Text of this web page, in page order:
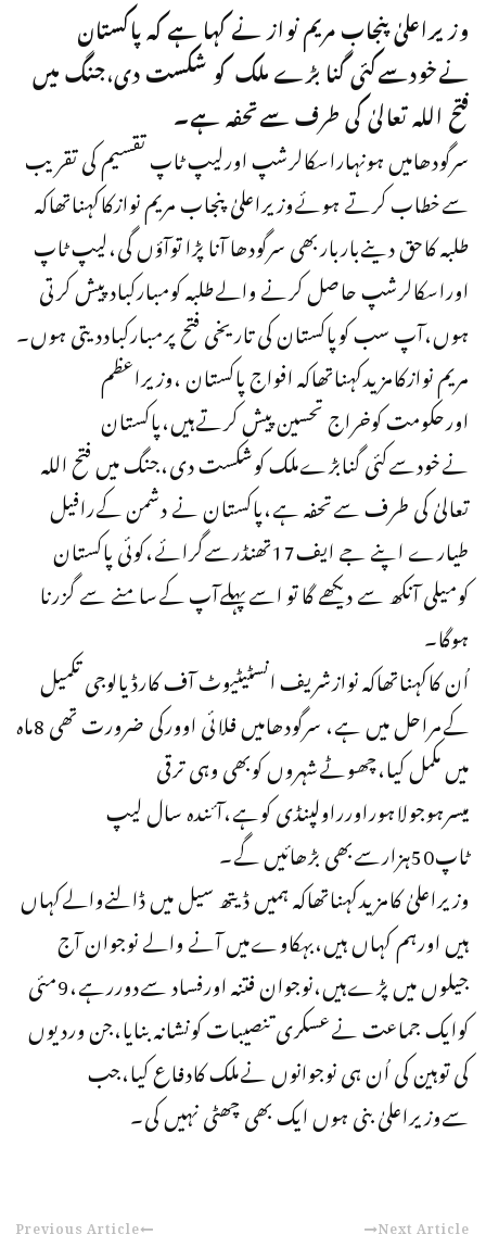
وزیراعلیٰ پنجاب مریم نواز نے کہا ہے کہ پاکستان
نےخودسےکئی گنا بڑے ملک کو شکست دی،جنگ میں
فتح اللہ تعالیٰ کی طرف سےتحفہ ہے۔
سرگودھامیں ہونہاراسکالرشپ اورلیپ ٹاپ تقسیم کی تقریب
سےخطاب کرتے ہوئےوزیراعلیٰ پنجاب مریم نوازکاکہناتھاکہ
طلبہ کاحق دینےبارباربھی سرگودھا آنا پڑا توآؤں گی،لیپ ٹاپ
اوراسکالرشپ حاصل کرنے والےطلبہ کومبارکبادپیش کرتی
ہوں،آپ سب کوپاکستان کی تاریخی فتح پرمبارکباددیتی ہوں۔
مریم نوازکامزیدکہناتھاکہ افواج پاکستان ،وزیراعظم
اورحکومت کوخراج تحسین پیش کرتےہیں،پاکستان
نےخودسےکئی گنابڑےملک کوشکست دی،جنگ میں فتح اللہ
تعالیٰ کی طرف سےتحفہ ہے،پاکستان نے دشمن کےرافیل
طیارے اپنے جے ایف17تھنڈرسےگرائے،کوئی پاکستان
کومیلی آنکھ سے دیکھے گا تو اسےپہلےآپ کےسامنے سے گزرنا
ہوگا۔
اُن کاکہناتھاکہ نوازشریف انسٹیٹیوٹ آف کارڈیالوجی تکمیل
کےمراحل میں ہے، سرگودھامیں فلائی اوورکی ضرورت تھی 8ماہ
میں مکمل کیا،چھوٹےشہروں کوبھی وہی ترقی
میسرہوجولاہوراورراولپنڈی کوہے،آئندہ سال لیپ
ٹاپ50ہزارسےبھی بڑھائیں گے۔
وزیراعلیٰ کامزیدکہناتھاکہ ہمیں ڈیتھ سیل میں ڈالنےوالےکہاں
ہیں اورہم کہاں ہیں،بہکاوےمیں آنے والے نوجوان آج
جیلوں میں پڑےہیں،نوجوان فتنہ اورفساد سےدوررہے،9مئی
کوایک جماعت نےعسکری تنصیبات کونشانہ بنایا،جن وردیوں
کی توہین کی اُن ہی نوجوانوں نےملک کادفاع کیا،جب
سےوزیراعلیٰ بنی ہوں ایک بھی چھٹی نہیں کی۔
Previous Article Next Article